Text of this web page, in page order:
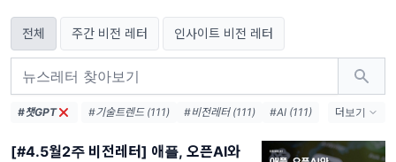
전체 주간 비전 레터 인사이트 비전 레터
#챗GPT #기술트렌드 (111) #비전레터 (111)
#AI (111)
#AI생태계 (38)
#엔비디아 (36)
#메타 (36)
더보기
[#4.5월2주 비전레터] 애플, 오픈AI와